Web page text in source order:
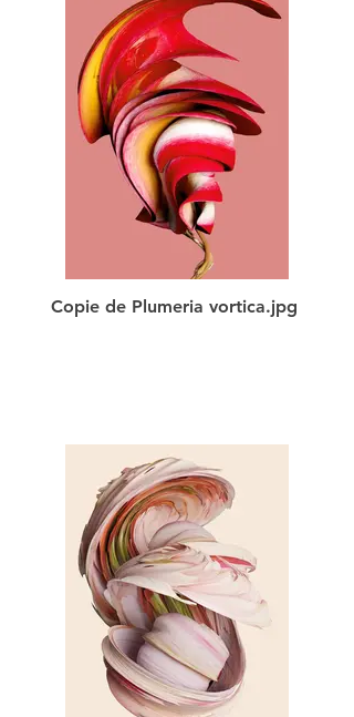
Copie de Plumeria vortica.jpg